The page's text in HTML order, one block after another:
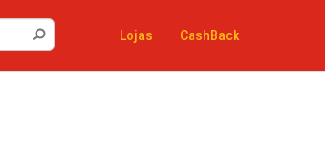
Lojas CashBack